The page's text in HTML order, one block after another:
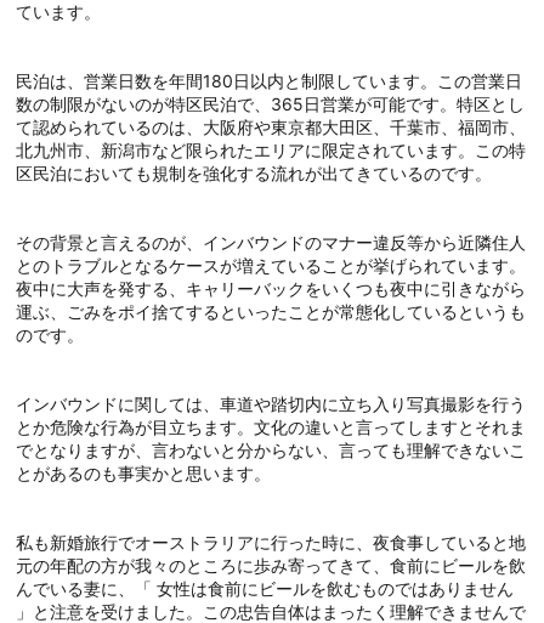
ています。
民泊は、営業日数を年間180日以内と制限しています。この営業日
数の制限がないのが特区民泊で、365日営業が可能です。特区とし
て認められているのは、大阪府や東京都大田区、千葉市、福岡市、
北九州市、新潟市など限られたエリアに限定されています。この特
区民泊においても規制を強化する流れが出てきているのです。
その背景と言えるのが、インバウンドのマナー違反等から近隣住人
とのトラブルとなるケースが増えていることが挙げられています。
夜中に大声を発する、キャリーバックをいくつも夜中に引きながら
運ぶ、ごみをポイ捨てするといったことが常態化しているというも
のです。
インバウンドに関しては、車道や踏切内に立ち入り写真撮影を行う
とか危険な行為が目立ちます。文化の違いと言ってしますとそれま
でとなりますが、言わないと分からない、言っても理解できないこ
とがあるのも事実かと思います。
私も新婚旅行でオーストラリアに行った時に、夜食事していると地
元の年配の方が我々のところに歩み寄ってきて、食前にビールを飲
んでいる妻に、「 女性は食前にビールを飲むものではありません
」と注意を受けました。この忠告自体はまったく理解できませんで